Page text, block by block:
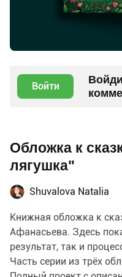
Войти
Обложка к
лягушка"
Shuvalova Natalia
Книжная обложка к
Афанасьева. Здесь
результат, так и
Часть серии из трёх